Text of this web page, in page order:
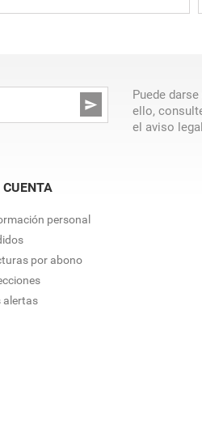

Puede
ello,
el aviso
CUENTA
personal
por abono
alertas